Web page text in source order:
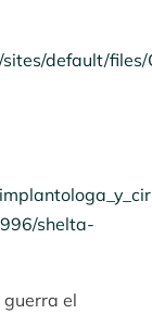
default/
shelta-
guerra el